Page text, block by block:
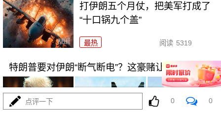
打伊朗五个月仗，把美军打成了
“十口锅九个盖”
最热 阅读 5319
特朗普要对伊朗“断气断电”？这豪赌让全球买单
点评一下 0 0